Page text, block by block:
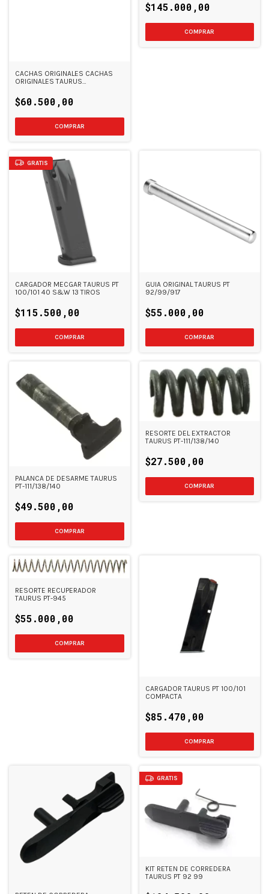
CACHAS ORIGINALES CACHAS
ORIGINALES TAURUS
$60.500,00
$145.000,00
COMPRAR
GRATIS
CARGADOR MECGAR TAURUS PT
100/101 40 S&W 13 TIROS
$115.500,00
GUIA ORIGINAL TAURUS PT
92/99/917
$55.000,00
PALANCA DE DESARME TAURUS
PT-111/138/140
$49.500,00
RESORTE DEL EXTRACTOR
TAURUS PT-111/138/140
$27.500,00
RESORTE RECUPERADOR
TAURUS PT-945
$55.000,00
CARGADOR TAURUS PT 100/101
COMPACTA
$85.470,00
GRATIS
KIT RETEN DE CORREDERA
TAURUS PT 92 99